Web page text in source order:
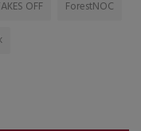
OFF
ForestNOC